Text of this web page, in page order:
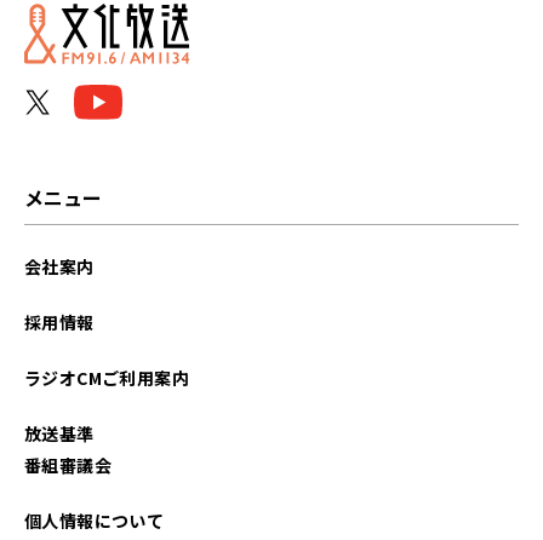
2023年04月
メニュー
会社案内
採用情報
ラジオCMご利用案内
放送基準
番組審議会
個人情報について